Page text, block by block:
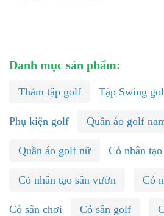
Danh mục sản phẩm:
Thảm tập golf Tập Swing
Phụ kiện golf Quần áo golf
Quần áo golf nữ Cỏ nhân tạo
Cỏ nhân tạo sân vườn Cỏ
Cỏ sân chơi Cỏ sân golf